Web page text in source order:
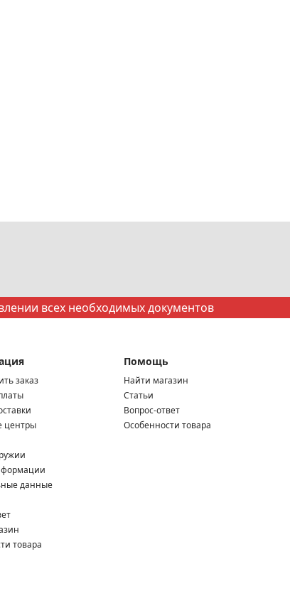
всех необходимых документов
заказ
центры
данные
товара
Помощь
Найти магазин
Статьи
Вопрос-ответ
Особенности товара